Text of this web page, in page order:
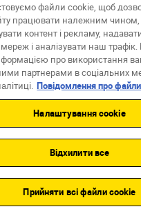
про файли cookie
Cookie
Back to
файли cookie, щоб
працювати належним чином,
контент і рекламу,
і аналізувати наш
про використання
партнерами в соціальних
Повідомлення про
Налаштування cookie
Відхилити все
Прийняти всі файли сookie